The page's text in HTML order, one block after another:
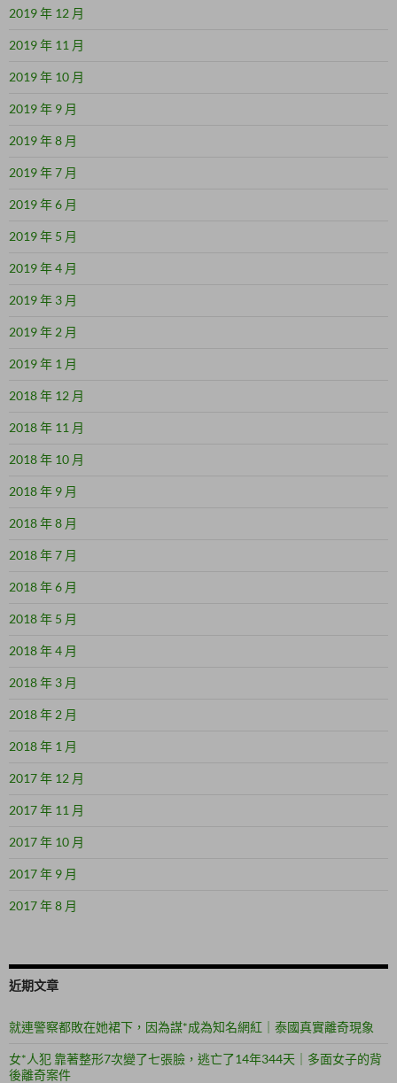
2019 年 12 月
2019 年 11 月
2019 年 10 月
2019 年 9 月
2019 年 8 月
2019 年 7 月
2019 年 6 月
2019 年 5 月
2019 年 4 月
2019 年 3 月
2019 年 2 月
2019 年 1 月
2018 年 12 月
2018 年 11 月
2018 年 10 月
2018 年 9 月
2018 年 8 月
2018 年 7 月
2018 年 6 月
2018 年 5 月
2018 年 4 月
2018 年 3 月
2018 年 2 月
2018 年 1 月
2017 年 12 月
2017 年 11 月
2017 年 10 月
2017 年 9 月
2017 年 8 月
近期文章
就連警察都敗在她裙下，因為謀*成為知名網紅｜泰國真實離奇現象
女*人犯 靠著整形7次變了七張臉，逃亡了14年344天｜多面女子的背
後離奇案件